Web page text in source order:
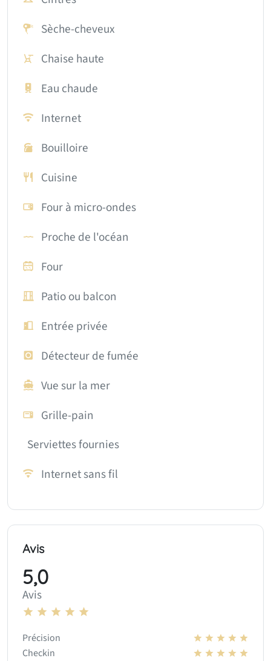
Sèche-cheveux
Chaise haute
Eau chaude
Internet
Bouilloire
Cuisine
Four à micro-ondes
Proche de l'océan
Four
Patio ou balcon
Entrée privée
Détecteur de fumée
Vue sur la mer
Grille-pain
Serviettes fournies
Internet sans fil
Avis
5,0
Avis
Précision
Checkin